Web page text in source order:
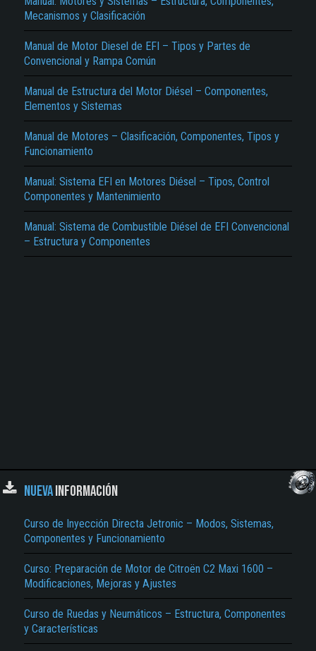
Mecanismos y Clasificación
Manual de Motor Diesel de EFI – Tipos y Partes de
Convencional y Rampa Común
Manual de Estructura del Motor Diésel – Componentes,
Elementos y Sistemas
Manual de Motores – Clasificación, Componentes, Tipos y
Funcionamiento
Manual: Sistema EFI en Motores Diésel – Tipos, Control
Componentes y Mantenimiento
Manual: Sistema de Combustible Diésel de EFI Convencional
– Estructura y Componentes
NUEVAINFORMACIÓN
Curso de Inyección Directa Jetronic – Modos, Sistemas,
Componentes y Funcionamiento
Curso: Preparación de Motor de Citroën C2 Maxi 1600 –
Modificaciones, Mejoras y Ajustes
Curso de Ruedas y Neumáticos – Estructura, Componentes
y Características
Texto o Imagen de portada son erróneos.
No carga o no se visualiza el contenido.
Reportar otro tipo de error...